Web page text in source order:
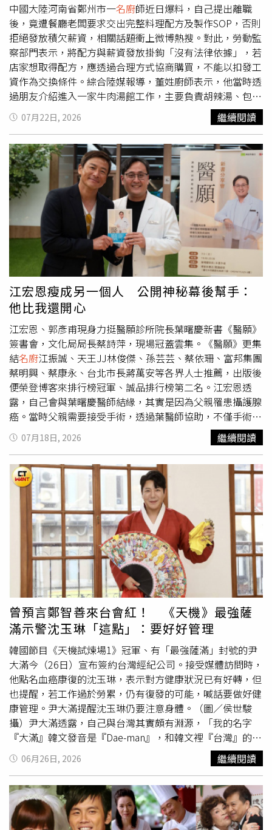
中國大陸河南省鄭州市一名廚師近日爆料，自己提出離職
後，竟遭餐廳老闆要求交出完整料理配方及製作SOP，否則
拒絕發放積欠薪資，相關話題衝上微博熱搜。對此，勞動監
察部門表示，將配方與薪資發放掛鉤「沒有法律依據」，若
店家想取得配方，應透過合理方式協商購買，不能以扣發工
資作為交換條件。綜合陸媒報導，董姓廚師表示，他當時透
過朋友介紹進入一家牛肉湯館工作，主要負責胡辣湯、包子
及粥品製作。入職時，雙方約定僅需負責固定品項，但營業
後店家陸續增加滷麵等餐點，且供應時段延長至午、晚餐，
工作量大幅增加，早已超出當初三名廚師所能負荷，因此決
定提出離職。沒想到，老闆卻要求他留下所有產品的標準作
業流程（SOP），包括食材配方、用量、製作步驟，甚至精
確到每項原料的克數。董男認為，這等同要求交出自己的料
理秘方，拒絕無償提供。董男表示，雙方簽約時從未約定離
職需交出配方，若店家希望取得相關技術，應另外協商購
買，而非將薪資與技術綁在一起，且目前店家仍積欠自己超
過一個月、約人民幣1萬多元薪資（約新台幣4萬元）。對
此，店家則回應，要求建立SOP並非為了取得「秘方」，而
是希望標準化製程，確保菜色品質一致，即使有廚師請假，
其他人也能依照流程完成相同口味，店內其他工作流程也都
有標準化管理。由於雙方無法達成共識，董男向當地勞動監
察部門申訴。勞動監察部門表示，將配方與薪資發放掛鉤
「沒有法律依據」，若店家想取得配方，應透過合理方式協
商購買，不能以扣發工資作為交換條件，後續將介入協調。
事件曝光後，不少網友認為，工資屬於勞工依法應得報酬，
不能拿來交換個人技術，「想買配方可以談，但不能扣薪逼
人交出手藝」。也有部分網友認為，若配方是在公司提供資
源下研發完成，歸屬權仍應依契約及實際情況認定。律師指
出，若配方屬於企業商業秘密，且勞動契約或保密協議已有
明確約定，員工離職時確實有保密及返還相關文件的義務；
但若只是廚師個人累積的烹飪技巧或業界普遍做法，餐廳則
無權要求交出，更不得以扣薪作為要脅。若遭遇類似情況，
勞工可向勞動主管機關申訴、申請勞動仲裁，依法追討遭積
欠的薪資。
07月22日, 2026 繼續閱讀
江宏恩瘦成另一個人 公開神秘幕後幫手：
他比我還開心
江宏恩、郭彥甫現身力挺醫願診所院長葉曙慶新書《醫願》
簽書會，文化局局長蔡詩萍，現場冠蓋雲集。《醫願》更集
結名廚江振誠、天王JJ林俊傑、孫芸芸、蔡依珊、富邦集團
蔡明興、蔡康永、台北市長蔣萬安等各界人士推薦，出版後
便榮登博客來排行榜冠軍、誠品排行榜第二名。江宏恩透
露，自己會與葉曙慶醫師結緣，其實是因為父親罹患攝護腺
癌。當時父親需要接受手術，透過葉醫師協助，不僅手術順
利完成，術後也恢復良好，加上弟弟江振誠與葉醫師本來就
是好友，全家人的健康管理都交由葉醫師團隊照顧，彼此建
立深厚情誼。江宏恩也分享一段令他印象最深刻的往事，曾
經因拍攝電影需要，必須在短時間內大幅減重，葉醫師特別
替他重新規劃飲食菜單，提供完整營養與飲食建議，最後順
利達成目標。他笑說：「真正達標那一刻，我發現葉醫師比
我還開心。」也因此當天在新書發表會聽到葉醫師提到「病
人康復時，自己的喜悅甚至超過病人」，他特別有感，「因
為我真的感受過，他是真心把每位患者放在心上。」談到弟
弟江振誠與醫願診所合作打造星級健檢餐「BONE
BROTH．旬 骨湯」，江宏恩笑說，其實是第一次知道弟弟
嘗試設計健檢餐。知名醫療體系醫願診所（iHope Clinic）
日前正式邁向重要里程碑，與坐落於東京銀座五星級半島酒
店的頂尖抗衰老醫療機構 5Star Medical Club 正式簽署合作
備忘錄。（圖／醫願診所）隨著人生歷練增加，江宏恩也坦
言，現在對健康有了全新的體悟。「工作很重要，享受工作
也是一件快樂的事，但工作的另一個意義，就是照顧家人、
善待自己、犒賞自己，所以一直保持健康，才能一直享受工
作。」他認為，健康就是追求快樂最重要的基礎。至於平時
如何維持最佳狀態，他透露每天起床第一件事就是先喝一大
杯溫開水，並固定運動，平時喜歡騎車、爬山、游泳，也盡
量早睡、不吃宵夜，希望透過規律生活維持身體機能。他也
預告，在健康狀態加持下，年底除了將有一部電影上映，也
即將投入全新八點檔拍攝，希望持續以最好的狀態和觀眾見
面。郭彥甫則分享自己多年前出國工作時，原本以為只是一
般感冒，沒想到流感竟併發心內膜炎，一度危及生命。他表
示：「雖然已經過了很多年，現在回想起來還是覺得很可
怕，那是一種真實感覺生命在倒數計時的時刻，還好有葉醫
07月18日, 2026 繼續閱讀
曾預言鄭智善來台會紅！ 《天機》最強薩
滿示警沈玉琳「這點」：要好好管理
韓國節目《天機試煉場1》冠軍、有「最強薩滿」封號的尹
大滿今（26日）宣布簽約台灣經紀公司。接受媒體訪問時，
他點名血癌康復的沈玉琳，表示對方健康狀況已有好轉，但
也提醒，若工作過於勞累，仍有復發的可能，喊話要做好健
康管理。尹大滿提醒沈玉琳仍要注意身體。（圖／侯世駿
攝）尹大滿透露，自己與台灣其實頗有淵源，「我的名字
『大滿』韓文發音是『Dae-man』，和韓文裡『台灣』的發
音一模一樣，大學時常常被叫尹台灣，覺得特別有緣。」他
表示，自己一直很想親眼看看台灣的古蹟，也認為台灣的氣
場很好他曾在節目中建議《黑白大廚》名廚鄭智善將餐廳開
到台灣，直言「會有更好的發展機會」，之後鄭智善帶著台
灣經紀人到韓國找他算命，「我發現經紀人氣勢很好，所以
決定和她合作。」實際來到台灣後，也感受到台灣人的熱情
06月26日, 2026 繼續閱讀